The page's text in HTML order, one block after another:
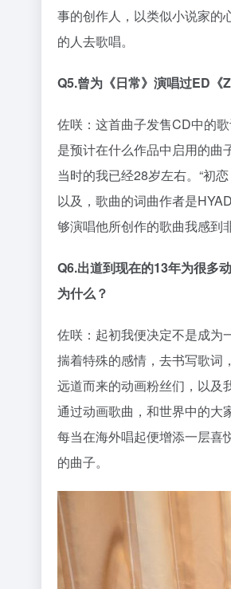
事的创作人，以类似小说家的
的人去歌唱。
Q5.曾为《日常》演唱过ED《
佐咲：这首曲子发售CD中的
是预计在什么作品中启用的曲
当时的我已经28岁左右。“初
以及，歌曲的词曲作者是
够演唱他所创作的歌曲我感到
Q6.出道到现在的13年为很多
为什么？
佐咲：起初我便决定不是成为
揣着特殊的感情，去书写歌词
远道而来的动画粉丝们，以及
通过动画歌曲，和世界中的大
每当在海外唱起便增添一层喜
的曲子。